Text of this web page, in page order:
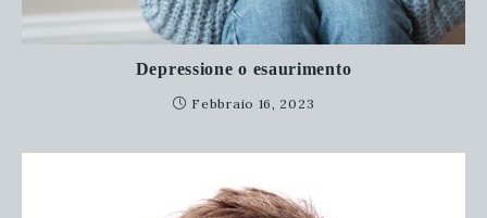
Depressione o esaurimento
Febbraio 16, 2023